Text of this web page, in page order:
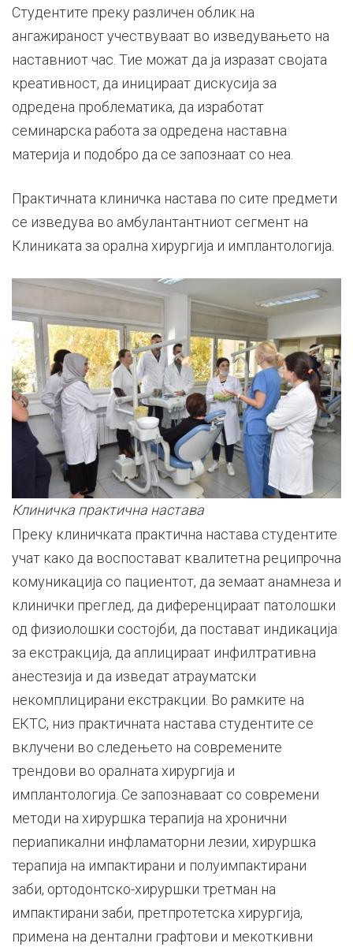
Студентите преку различен облик на
ангажираност учествуваат во изведувањето на
наставниот час. Тие можат да ја изразат својата
креативност, да иницираат дискусија за
одредена проблематика, да изработат
семинарска работа за одредена наставна
материја и подобро да се запознаат со неа.
Практичната клиничка настава по сите предмети
се изведува во амбулантантниот сегмент на
Клиниката за орална хирургија и имплантологија.
Клиничка практична настава
Преку клиничката практична настава студентите
учат како да воспостават квалитетна реципрочна
комуникација со пациентот, да земаат анамнеза и
клинички преглед, да диференцираат патолошки
од физиолошки состојби, да постават индикација
за екстракција, да аплицираат инфилтративна
анестезија и да изведат атрауматски
некомплицирани екстракции. Во рамките на
ЕКТС, низ практичната настава студентите се
вклучени во следењето на современите
трендови во оралната хирургија и
имплантологија. Се запознаваат со современи
методи на хируршка терапија на хронични
периапикални инфламаторни лезии, хируршка
терапија на импактирани и полуимпактирани
заби, ортодонтско-хируршки третман на
импактирани заби, претпротетска хирургија,
примена на дентални графтови и мекоткивни